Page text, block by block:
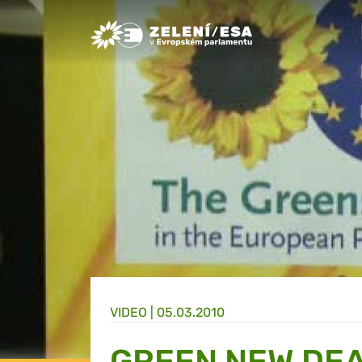
Greens/EFA Home
VIDEO | 05.03.2010